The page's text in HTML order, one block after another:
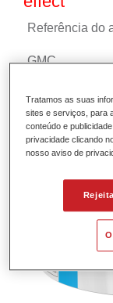
Referência do
GMC
Tratamos as suas
sites e serviços, para
conteúdo e
privacidade clicando
nosso aviso de